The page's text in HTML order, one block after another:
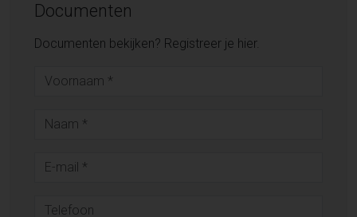
Documenten
Documenten bekijken? Registreer je hier.